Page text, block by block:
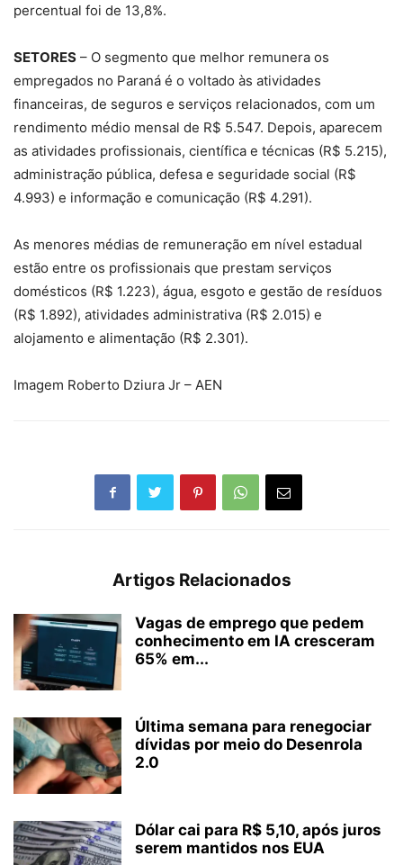
percentual foi de 13,8%.
SETORES – O segmento que melhor remunera os
empregados no Paraná é o voltado às atividades
financeiras, de seguros e serviços relacionados, com um
rendimento médio mensal de R$ 5.547. Depois, aparecem
as atividades profissionais, científica e técnicas (R$ 5.215),
administração pública, defesa e seguridade social (R$
4.993) e informação e comunicação (R$ 4.291).
As menores médias de remuneração em nível estadual
estão entre os profissionais que prestam serviços
domésticos (R$ 1.223), água, esgoto e gestão de resíduos
(R$ 1.892), atividades administrativa (R$ 2.015) e
alojamento e alimentação (R$ 2.301).
Imagem Roberto Dziura Jr – AEN
Artigos Relacionados
Vagas de emprego que pedem
conhecimento em IA cresceram
65% em...
Última semana para renegociar
dívidas por meio do Desenrola
2.0
Dólar cai para R$ 5,10, após juros
serem mantidos nos EUA